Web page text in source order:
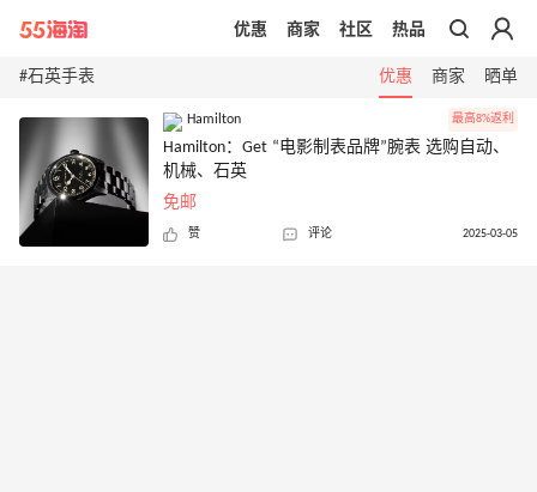
带你去官网买正品
优惠 商家 社区 热品
#石英手表 优惠 商家 晒单
Hamilton 最高8%返利
Hamilton：Get “电影制表品牌”腕表 选购自动、
机械、石英
免邮
赞 评论 2025-03-05